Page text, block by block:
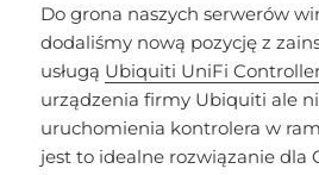
Do grona naszych serwerów
dodaliśmy nową pozycję z
usługą Ubiquiti UniFi
urządzenia firmy Ubiquiti ale
uruchomienia kontrolera w
jest to idealne rozwiązanie dla